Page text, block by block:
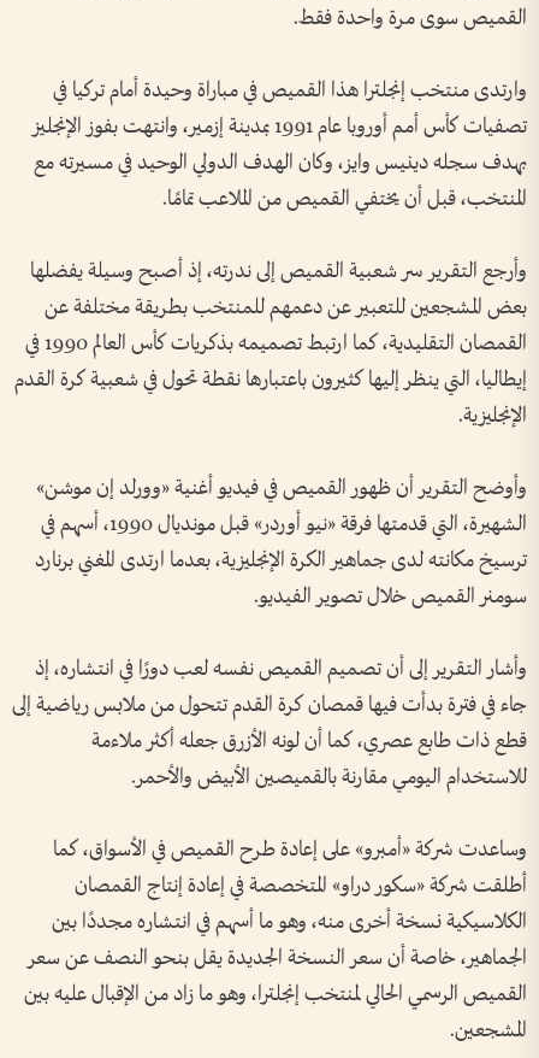
القميص سوى مرة واحدة فقط.
وارتدى منتخب إنجلترا هذا القميص في مباراة وحيدة أمام تركيا في
تصفيات كأس أمم أوروبا عام 1991 بمدينة إزمير، وانتهت بفوز الإنجليز
بهدف سجله دينيس وايز، وكان الهدف الدولي الوحيد في مسيرته مع
المنتخب، قبل أن يختفي القميص من الملاعب تمامًا.
وأرجع التقرير سر شعبية القميص إلى ندرته، إذ أصبح وسيلة يفضلها
بعض المشجعين للتعبير عن دعمهم للمنتخب بطريقة مختلفة عن
القمصان التقليدية، كما ارتبط تصميمه بذكريات كأس العالم 1990 في
إيطاليا، التي ينظر إليها كثيرون باعتبارها نقطة تحول في شعبية كرة القدم
الإنجليزية.
وأوضح التقرير أن ظهور القميص في فيديو أغنية «وورلد إن موشن»
الشهيرة، التي قدمتها فرقة «نيو أوردر» قبل مونديال 1990، أسهم في
ترسيخ مكانته لدى جماهير الكرة الإنجليزية، بعدما ارتدى المغني برنارد
سومنر القميص خلال تصوير الفيديو.
وأشار التقرير إلى أن تصميم القميص نفسه لعب دورًا في انتشاره، إذ
جاء في فترة بدأت فيها قمصان كرة القدم تتحول من ملابس رياضية إلى
قطع ذات طابع عصري، كما أن لونه الأزرق جعله أكثر ملاءمة
للاستخدام اليومي مقارنة بالقميصين الأبيض والأحمر.
وساعدت شركة «أمبرو» على إعادة طرح القميص في الأسواق، كما
أطلقت شركة «سكور دراو» المتخصصة في إعادة إنتاج القمصان
الكلاسيكية نسخة أخرى منه، وهو ما أسهم في انتشاره مجددًا بين
الجماهير، خاصة أن سعر النسخة الجديدة يقل بنحو النصف عن سعر
القميص الرسمي الحالي لمنتخب إنجلترا، وهو ما زاد من الإقبال عليه بين
المشجعين.